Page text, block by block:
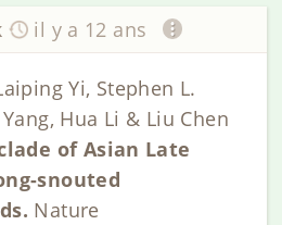
il y a 12 ans
Yi, Stephen L.
Hua Li & Liu Chen
of Asian Late
snouted
Nature